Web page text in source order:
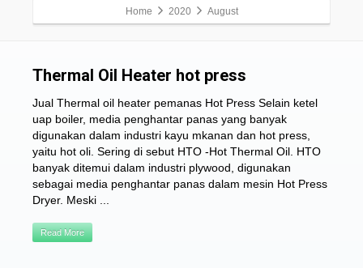
Home 2020 August
Thermal Oil Heater hot press
Jual Thermal oil heater pemanas Hot Press Selain ketel
uap boiler, media penghantar panas yang banyak
digunakan dalam industri kayu mkanan dan hot press,
yaitu hot oli. Sering di sebut HTO -Hot Thermal Oil. HTO
banyak ditemui dalam industri plywood, digunakan
sebagai media penghantar panas dalam mesin Hot Press
Dryer. Meski ...
Read More